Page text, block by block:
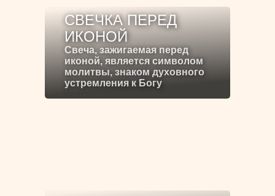
СВЕЧКА ПЕРЕД
ИКОНОЙ
Свеча, зажигаемая перед
иконой, является символом
молитвы, знаком духовного
устремления к Богу